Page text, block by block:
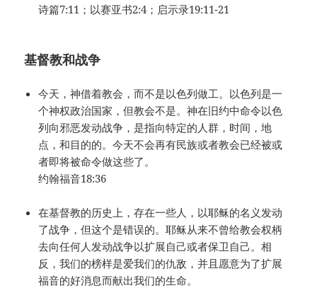
诗篇7:11；以赛亚书2:4；启示录19:11-21
基督教和战争
今天，神借着教会，而不是以色列做工。以色列是一
个神权政治国家，但教会不是。神在旧约中命令以色
列向邪恶发动战争，是指向特定的人群，时间，地
点，和目的的。今天不会再有民族或者教会已经被或
者即将被命令做这些了。
约翰福音18:36
在基督教的历史上，存在一些人，以耶稣的名义发动
了战争，但这个是错误的。耶稣从来不曾给教会权柄
去向任何人发动战争以扩展自己或者保卫自己。相
反，我们的榜样是爱我们的仇敌，并且愿意为了扩展
福音的好消息而献出我们的生命。